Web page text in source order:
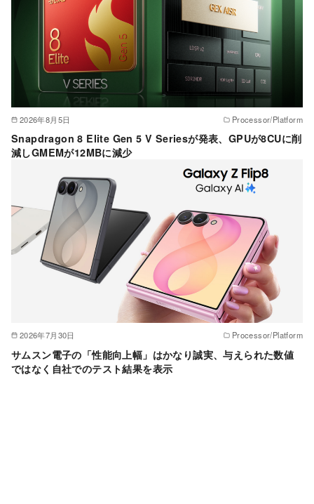
2026年8月5日 Processor/Platform
Snapdragon 8 Elite Gen 5 V Seriesが発表、GPUが8CUに削
減しGMEMが12MBに減少
2026年7月30日 Processor/Platform
サムスン電子の「性能向上幅」はかなり誠実、与えられた数値
ではなく自社でのテスト結果を表示